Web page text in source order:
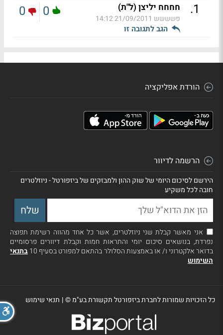
1
. חחחח יליצן (ל"ת)
פשששש 21/09/2011 14:12
הגב לתגובה זו
0
0
הורדת אפליקציה
הרשמה לדיוור
הירשם לסיכום היומי של שוק ההון ולמבזקים של ביזפורטל - ניוזלטרים
חובה לכל משקיע
אני מאשר קבלת שני ניוזלטרים, אשר כל אחד מהווה רשימת תפוצה
נפרדת, בנושאים סיכום יומי והתראות חמות וקבלת דיוורים פרסומיים
בדואר אלקטרוני ו/ או באמצעות הסלולר בהתאם למפורט בסעיף 10
בתנאי
השימוש
כל הזכויות שמורות לחברת ביזפורטל תקשורת בע"מ ©| תנאי שימוש